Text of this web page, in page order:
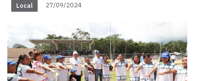
Local 27/09/2024